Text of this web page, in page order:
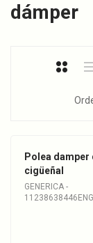
dámper
Polea damper
cigüeñal
GENERICA -
11238638446ENG